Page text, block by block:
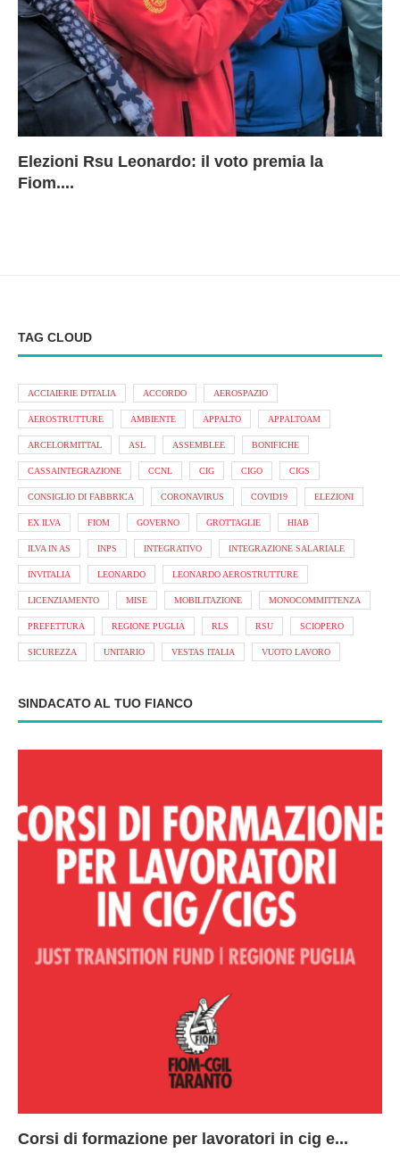
Elezioni Rsu Leonardo: il voto premia la
Fiom....
TAG CLOUD
ACCIAIERIE D'ITALIA ACCORDO AEROSPAZIO
AEROSTRUTTURE AMBIENTE APPALTO APPALTOAM
ARCELORMITTAL ASL ASSEMBLEE BONIFICHE
CASSAINTEGRAZIONE CCNL CIG CIGO CIGS
CONSIGLIO DI FABBRICA CORONAVIRUS COVID19 ELEZIONI
EX ILVA FIOM GOVERNO GROTTAGLIE HIAB
ILVA IN AS INPS INTEGRATIVO INTEGRAZIONE SALARIALE
INVITALIA LEONARDO LEONARDO AEROSTRUTTURE
LICENZIAMENTO MISE MOBILITAZIONE MONOCOMMITTENZA
PREFETTURA REGIONE PUGLIA RLS RSU SCIOPERO
SICUREZZA UNITARIO VESTAS ITALIA VUOTO LAVORO
SINDACATO AL TUO FIANCO
Corsi di formazione per lavoratori in cig e...